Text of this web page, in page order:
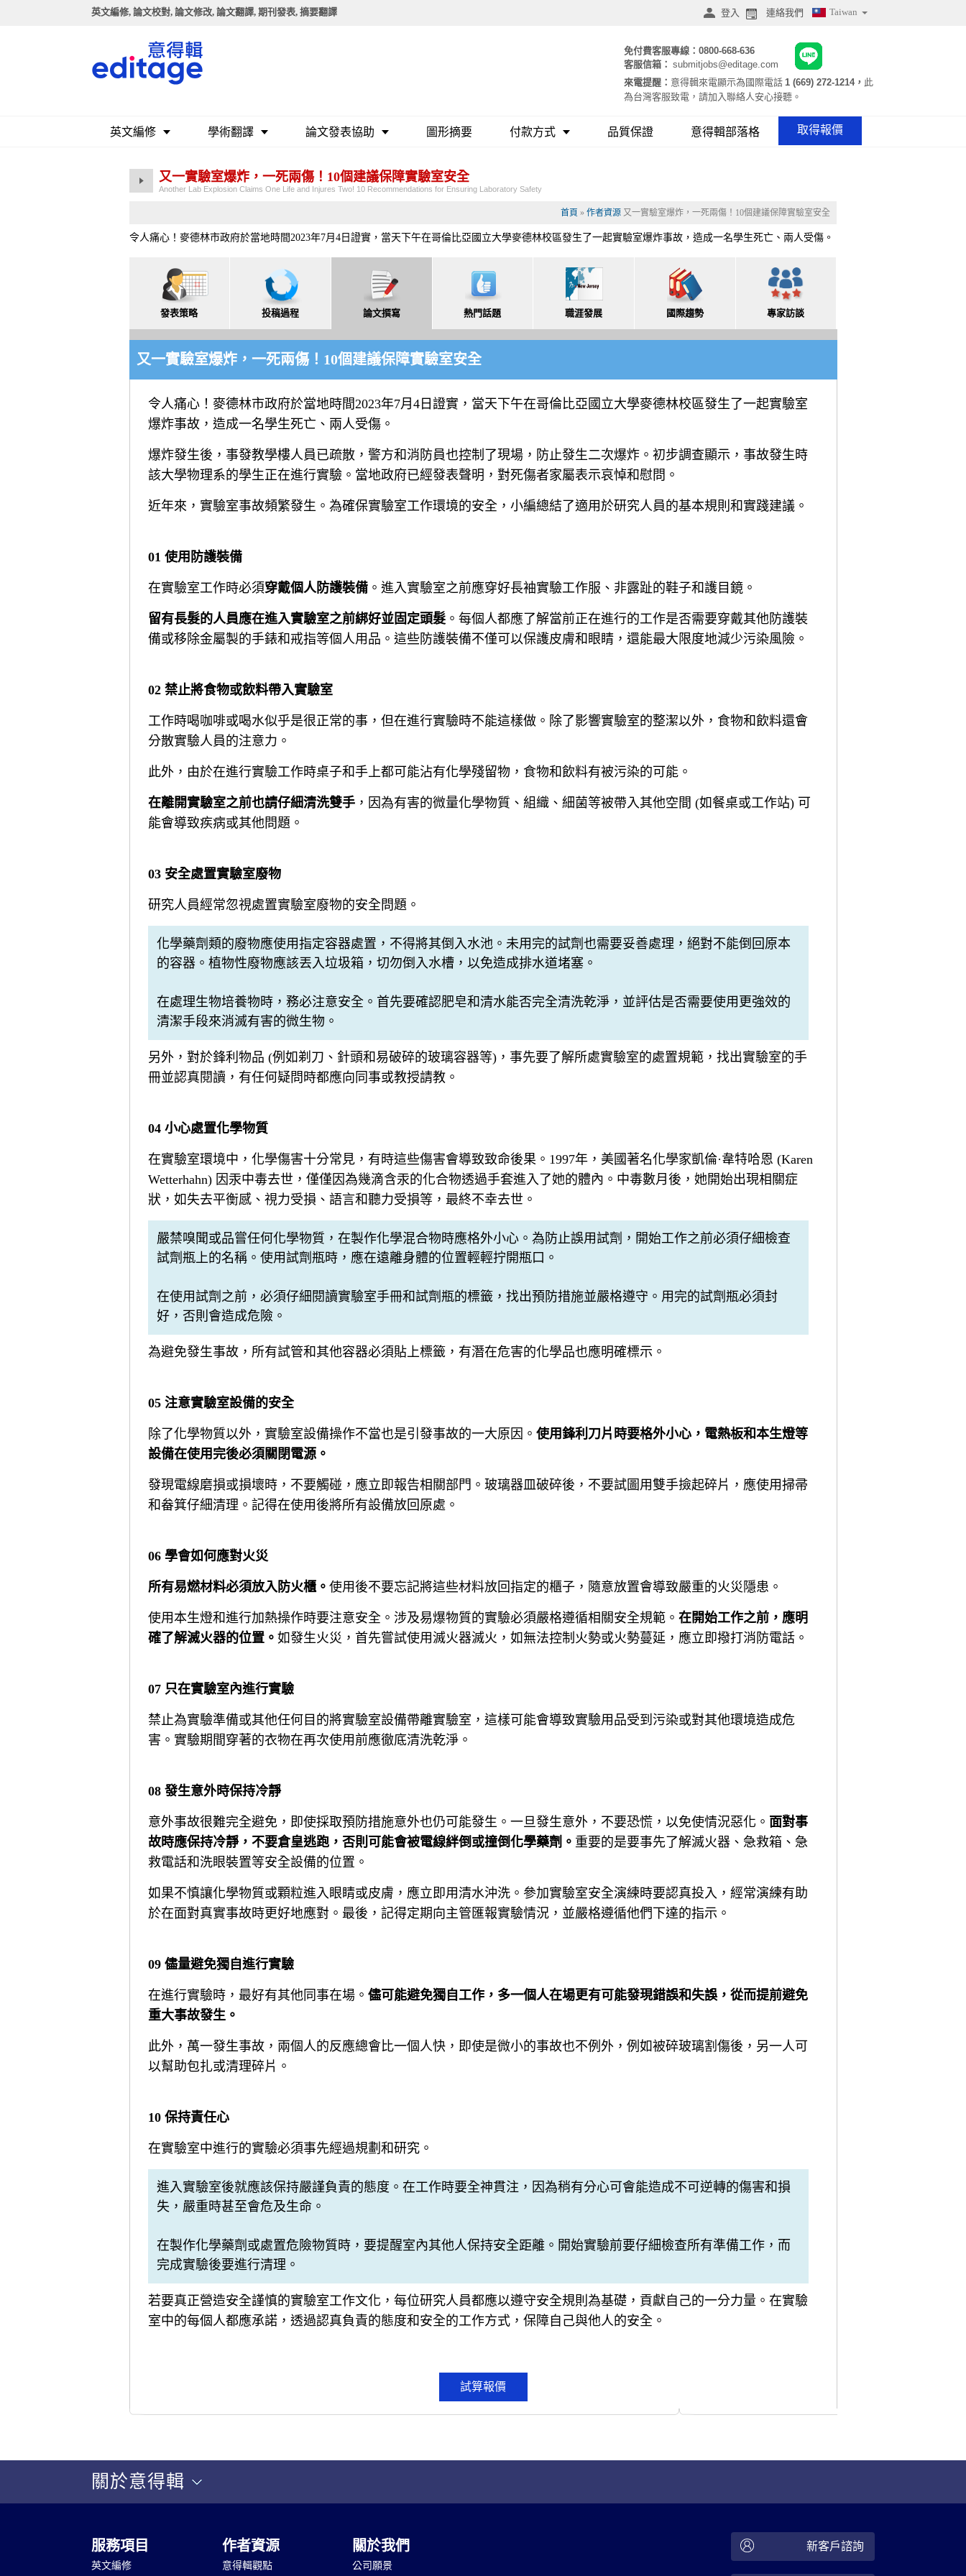
英文編修, 論文校對, 論文修改, 論文翻譯, 期刊發表, 摘要翻譯 Taiwan
登入 連絡我們
免付費客服專線：0800-668-636
客服信箱： submitjobs@editage.com
來電提醒： 意得輯來電顯示為國際電話1 (669) 272-1214， 此
為台灣客服致電，請加入聯絡人安心接聽。
英文編修 學術翻譯 論文發表協助 圖形摘要 付款方式 品質保證 意得輯部落格 取得報價
又一實驗室爆炸，一死兩傷！10個建議保障實驗室安全
Another Lab Explosion Claims One Life and Injures Two! 10 Recommendations for Ensuring Laboratory Safety
首頁 » 作者資源又一實驗室爆炸，一死兩傷！10個建議保障實驗室安全
令人痛心！麥德林市政府於當地時間2023年7月4日證實，當天下午在哥倫比亞國立大學麥德林校區發生了一起實驗室爆炸事故，造成一名學生死亡、兩人受傷。
發表策略 投稿過程 論文撰寫 熱門話題 職涯發展 國際趨勢 專家訪談
又一實驗室爆炸，一死兩傷！10個建議保障實驗室安全
令人痛心！麥德林市政府於當地時間2023年7月4日證實，當天下午在哥倫比亞國立大學麥德林校區發生了一起實驗室
爆炸事故，造成一名學生死亡、兩人受傷。
爆炸發生後，事發教學樓人員已疏散，警方和消防員也控制了現場，防止發生二次爆炸。初步調查顯示，事故發生時
該大學物理系的學生正在進行實驗。當地政府已經發表聲明，對死傷者家屬表示哀悼和慰問。
近年來，實驗室事故頻繁發生。為確保實驗室工作環境的安全，小編總結了適用於研究人員的基本規則和實踐建議。
01 使用防護裝備
在實驗室工作時必須穿戴個人防護裝備。進入實驗室之前應穿好長袖實驗工作服、非露趾的鞋子和護目鏡。
留有長髮的人員應在進入實驗室之前綁好並固定頭髮。每個人都應了解當前正在進行的工作是否需要穿戴其他防護裝
備或移除金屬製的手錶和戒指等個人用品。這些防護裝備不僅可以保護皮膚和眼睛，還能最大限度地減少污染風險。
02 禁止將食物或飲料帶入實驗室
工作時喝咖啡或喝水似乎是很正常的事，但在進行實驗時不能這樣做。除了影響實驗室的整潔以外，食物和飲料還會
分散實驗人員的注意力。
此外，由於在進行實驗工作時桌子和手上都可能沾有化學殘留物，食物和飲料有被污染的可能。
在離開實驗室之前也請仔細清洗雙手，因為有害的微量化學物質、組織、細菌等被帶入其他空間 (如餐桌或工作站) 可
能會導致疾病或其他問題。
03 安全處置實驗室廢物
研究人員經常忽視處置實驗室廢物的安全問題。
化學藥劑類的廢物應使用指定容器處置，不得將其倒入水池。未用完的試劑也需要妥善處理，絕對不能倒回原本
的容器。植物性廢物應該丟入垃圾箱，切勿倒入水槽，以免造成排水道堵塞。
在處理生物培養物時，務必注意安全。首先要確認肥皂和清水能否完全清洗乾淨，並評估是否需要使用更強效的
清潔手段來消滅有害的微生物。
另外，對於鋒利物品 (例如剃刀、針頭和易破碎的玻璃容器等)，事先要了解所處實驗室的處置規範，找出實驗室的手
冊並認真閱讀，有任何疑問時都應向同事或教授請教。
04 小心處置化學物質
在實驗室環境中，化學傷害十分常見，有時這些傷害會導致致命後果。1997年，美國著名化學家凱倫·韋特哈恩 (Karen
Wetterhahn) 因汞中毒去世，僅僅因為幾滴含汞的化合物透過手套進入了她的體內。中毒數月後，她開始出現相關症
狀，如失去平衡感、視力受損、語言和聽力受損等，最終不幸去世。
嚴禁嗅聞或品嘗任何化學物質，在製作化學混合物時應格外小心。為防止誤用試劑，開始工作之前必須仔細檢查
試劑瓶上的名稱。使用試劑瓶時，應在遠離身體的位置輕輕拧開瓶口。
在使用試劑之前，必須仔細閱讀實驗室手冊和試劑瓶的標籤，找出預防措施並嚴格遵守。用完的試劑瓶必須封
好，否則會造成危險。
為避免發生事故，所有試管和其他容器必須貼上標籤，有潛在危害的化學品也應明確標示。
05 注意實驗室設備的安全
除了化學物質以外，實驗室設備操作不當也是引發事故的一大原因。 使用鋒利刀片時要格外小心，電熱板和本生燈等
設備在使用完後必須關閉電源。
發現電線磨損或損壞時，不要觸碰，應立即報告相關部門。玻璃器皿破碎後，不要試圖用雙手撿起碎片，應使用掃帚
和畚箕仔細清理。記得在使用後將所有設備放回原處。
06 學會如何應對火災
所有易燃材料必須放入防火櫃。 使用後不要忘記將這些材料放回指定的櫃子，隨意放置會導致嚴重的火災隱患。
使用本生燈和進行加熱操作時要注意安全。涉及易爆物質的實驗必須嚴格遵循相關安全規範。 在開始工作之前，應明
確了解滅火器的位置。 如發生火災，首先嘗試使用滅火器滅火，如無法控制火勢或火勢蔓延，應立即撥打消防電話。
07 只在實驗室內進行實驗
禁止為實驗準備或其他任何目的將實驗室設備帶離實驗室，這樣可能會導致實驗用品受到污染或對其他環境造成危
害。實驗期間穿著的衣物在再次使用前應徹底清洗乾淨。
08 發生意外時保持冷靜
意外事故很難完全避免，即使採取預防措施意外也仍可能發生。一旦發生意外，不要恐慌，以免使情況惡化。 面對事
故時應保持冷靜，不要倉皇逃跑，否則可能會被電線絆倒或撞倒化學藥劑。 重要的是要事先了解滅火器、急救箱、急
救電話和洗眼裝置等安全設備的位置。
如果不慎讓化學物質或顆粒進入眼睛或皮膚，應立即用清水沖洗。參加實驗室安全演練時要認真投入，經常演練有助
於在面對真實事故時更好地應對。最後，記得定期向主管匯報實驗情況，並嚴格遵循他們下達的指示。
09 儘量避免獨自進行實驗
在進行實驗時，最好有其他同事在場。 儘可能避免獨自工作，多一個人在場更有可能發現錯誤和失誤，從而提前避免
重大事故發生。
此外，萬一發生事故，兩個人的反應總會比一個人快，即使是微小的事故也不例外，例如被碎玻璃割傷後，另一人可
以幫助包扎或清理碎片。
10 保持責任心
在實驗室中進行的實驗必須事先經過規劃和研究。
進入實驗室後就應該保持嚴謹負責的態度。在工作時要全神貫注，因為稍有分心可會能造成不可逆轉的傷害和損
失，嚴重時甚至會危及生命。
在製作化學藥劑或處置危險物質時，要提醒室內其他人保持安全距離。開始實驗前要仔細檢查所有準備工作，而
完成實驗後要進行清理。
若要真正營造安全謹慎的實驗室工作文化，每位研究人員都應以遵守安全規則為基礎，貢獻自己的一分力量。在實驗
室中的每個人都應承諾，透過認真負責的態度和安全的工作方式，保障自己與他人的安全。
試算報價
關於意得輯
服務項目
英文編修
作者資源
意得輯觀點
關於我們
公司願景
新客戶諮詢